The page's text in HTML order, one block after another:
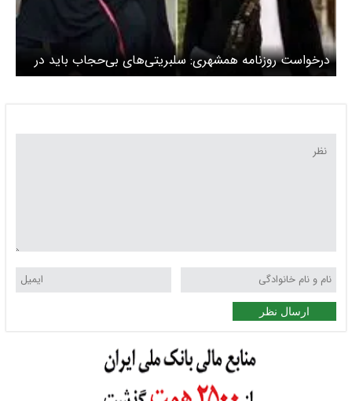
درخواست روزنامه همشهری: سلبریتی‌های بی‌حجاب باید در
دادگاه امنیتی محاکمه شوند!
ارسال نظر